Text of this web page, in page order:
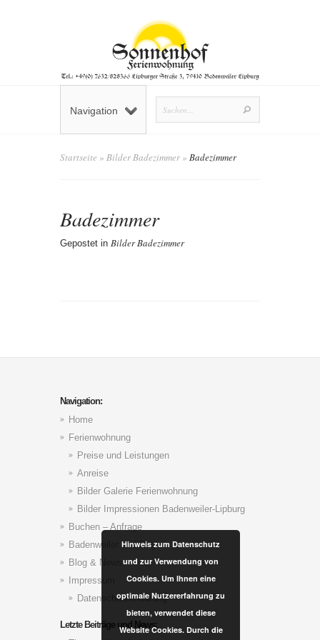
Navigation
Startseite » Bilder Badezimmer » Badezimmer
Badezimmer
Gepostet in Bilder Badezimmer
Navigation:
Home
Ferienwohnung
Preise und Leistungen
Anreise
Bilder Galerie Ferienwohnung
Bilder Impressionen Badenweiler-Lipburg
Buchen – Anfrage
Badenweiler und Region
Blog & News
Impressum
Datenschutzerklärung
Letzte Beiträge und News:
Hinweis zum Datenschutz
und zur Verwendung von
Cookies. Um Ihnen eine
optimale Nutzererfahrung zu
bieten, verwendet diese
Website Cookies. Durch die